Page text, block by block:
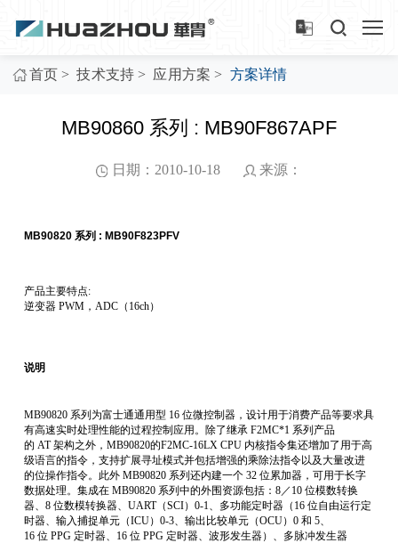
首页 > 技术支持 > 应用方案 > 方案详情
MB90860 系列 : MB90F867APF
日期：2010-10-18 来源：
MB90820 系列 : MB90F823PFV
产品主要特点:
逆变器 PWM，ADC（16ch）
说明
MB90820 系列为富士通通用型 16 位微控制器，设计用于消费产品等要求具
有高速实时处理性能的过程控制应用。除了继承 F2MC*1 系列产品
的 AT 架构之外，MB90820的F2MC-16LX CPU 内核指令集还增加了用于高
级语言的指令，支持扩展寻址模式并包括增强的乘除法指令以及大量改进
的位操作指令。此外 MB90820 系列还内建一个 32 位累加器，可用于长字
数据处理。集成在 MB90820 系列中的外围资源包括：8／10 位模数转换
器、8 位数模转换器、UART（SCI）0-1、多功能定时器（16 位自由运行定
时器、输入捕捉单元（ICU）0-3、输出比较单元（OCU）0 和 5、
16 位 PPG 定时器、16 位 PPG 定时器、波形发生器）、多脉冲发生器